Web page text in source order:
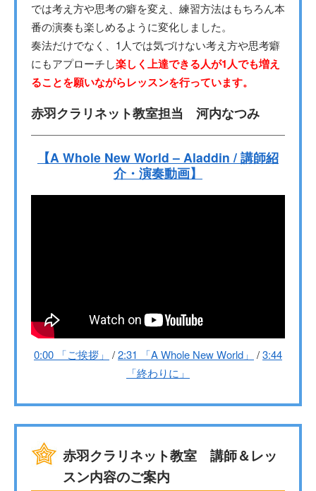
では考え方や思考の癖を変え、練習方法はもちろん本
番の演奏も楽しめるように変化しました。
奏法だけでなく、1人では気づけない考え方や思考癖
にもアプローチし楽しく上達できる人が1人でも増え
ることを願いながらレッスンを行っています。
赤羽クラリネット教室担当 河内なつみ
【A Whole New World – Aladdin / 講師紹
介・演奏動画】
0:00 「ご挨拶」 /2:31 「A Whole New World」 /3:44
「終わりに」
赤羽クラリネット教室 講師＆レッ
スン内容のご案内